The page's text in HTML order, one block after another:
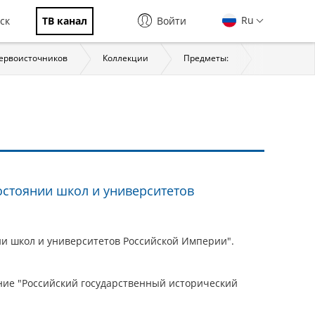
ТВ канал Ru
Войти
Коллекции Предметы:
школ и университетов
школ и университетов Российской Империи".
"Российский государственный исторический